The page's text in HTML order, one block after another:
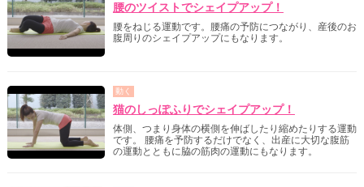
腰のツイストでシェイプアップ！
腰をねじる運動です。腰痛の予防につながり、産後のお
腹周りのシェイプアップにもなります。
動く
猫のしっぽふりでシェイプアップ！
体側、つまり身体の横側を伸ばしたり縮めたりする運動
です。 腰痛を予防するだけでなく、出産に大切な腹筋
の運動とともに脇の筋肉の運動にもなります。